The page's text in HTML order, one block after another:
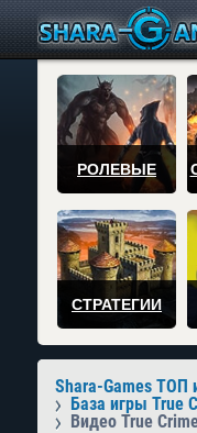
РОЛЕВЫЕ
СТРАТЕГИИ
Shara-Games ТОП
База игры True
Видео True